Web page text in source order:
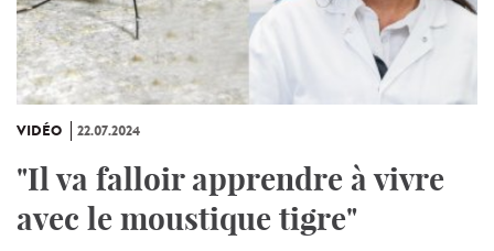
VIDÉO 22.07.2024
"Il va falloir apprendre à vivre
avec le moustique tigre"